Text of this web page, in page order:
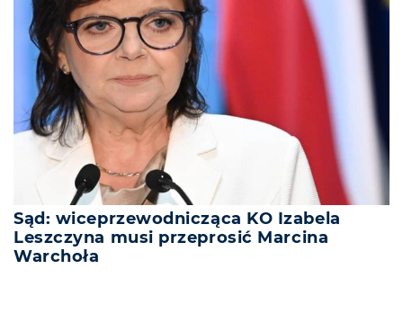
Sąd: wiceprzewodnicząca KO Izabela
Leszczyna musi przeprosić Marcina
Warchoła